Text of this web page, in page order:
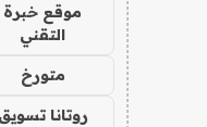
موقع خبرة
التقني
متورخ
روتانا تسويق